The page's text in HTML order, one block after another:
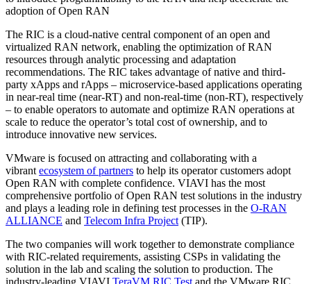
adoption of Open RAN
The RIC is a cloud-native central component of an open and
virtualized RAN network, enabling the optimization of RAN
resources through analytic processing and adaptation
recommendations. The RIC takes advantage of native and third-
party xApps and rApps – microservice-based applications operating
in near-real time (near-RT) and non-real-time (non-RT), respectively
– to enable operators to automate and optimize RAN operations at
scale to reduce the operator’s total cost of ownership, and to
introduce innovative new services.
VMware is focused on attracting and collaborating with a
vibrant ecosystem of partners to help its operator customers adopt
Open RAN with complete confidence. VIAVI has the most
comprehensive portfolio of Open RAN test solutions in the industry
and plays a leading role in defining test processes in the O-RAN
ALLIANCE and Telecom Infra Project (TIP).
The two companies will work together to demonstrate compliance
with RIC-related requirements, assisting CSPs in validating the
solution in the lab and scaling the solution to production. The
industry-leading VIAVI TeraVM RIC Test and the VMware RIC